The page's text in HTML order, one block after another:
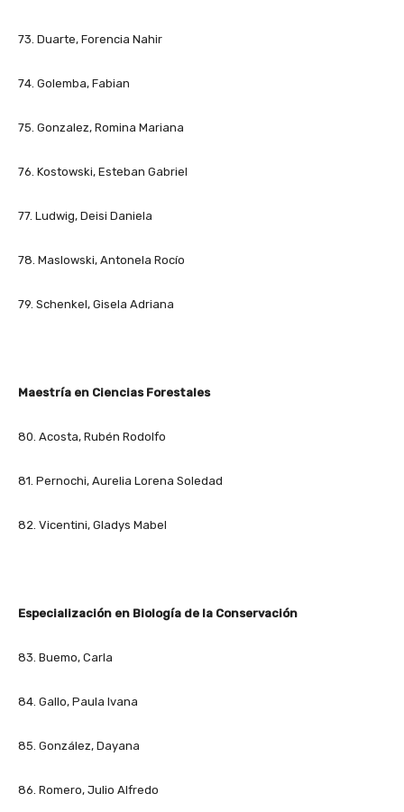
73. Duarte, Forencia Nahir
74. Golemba, Fabian
75. Gonzalez, Romina Mariana
76. Kostowski, Esteban Gabriel
77. Ludwig, Deisi Daniela
78. Maslowski, Antonela Rocío
79. Schenkel, Gisela Adriana
Maestría en Ciencias Forestales
80. Acosta, Rubén Rodolfo
81. Pernochi, Aurelia Lorena Soledad
82. Vicentini, Gladys Mabel
Especialización en Biología de la Conservación
83. Buemo, Carla
84. Gallo, Paula Ivana
85. González, Dayana
86. Romero, Julio Alfredo